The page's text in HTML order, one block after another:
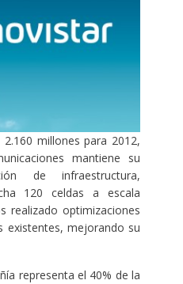
millones para 2012,
mantiene su
de infraestructura,
120 celdas a escala
realizado optimizaciones
existentes, mejorando su
representa el 40% de la